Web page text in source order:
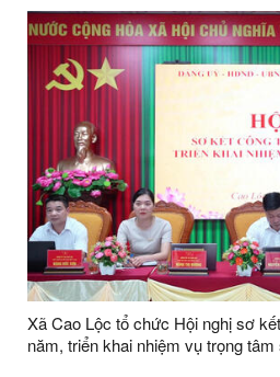
Xã Cao Lộc tổ chức Hội nghị sơ
năm, triển khai nhiệm vụ trọng